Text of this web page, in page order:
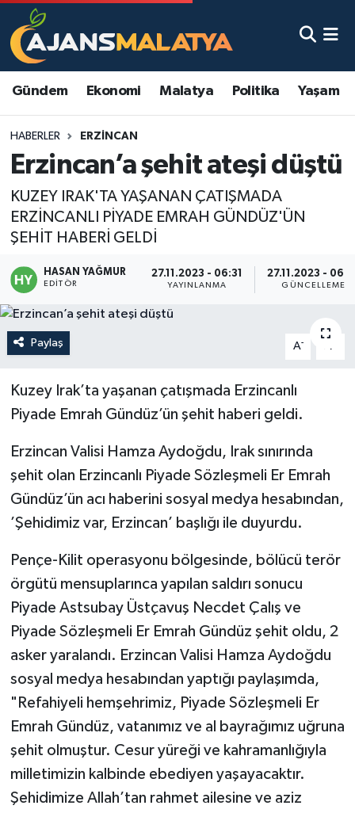
Gündem Ekonomi Malatya Politika Yaşam
HABERLER ERZINCAN
Erzincan’a şehit ateşi düştü
KUZEY IRAK'TA YAŞANAN ÇATIŞMADA
ERZİNCANLI PİYADE EMRAH GÜNDÜZ'ÜN
ŞEHİT HABERİ GELDİ
HASAN YAĞMUR
EDITÖR
27.11.2023 - 06:31
YAYINLANMA
27.11.2023 -
GÜNCELLEME
Paylaş A- A
Kuzey Irak’ta yaşanan çatışmada Erzincanlı
Piyade Emrah Gündüz’ün şehit haberi geldi.
Erzincan Valisi Hamza Aydoğdu, Irak sınırında
şehit olan Erzincanlı Piyade Sözleşmeli Er Emrah
Gündüz’ün acı haberini sosyal medya hesabından,
’Şehidimiz var, Erzincan’ başlığı ile duyurdu.
Pençe-Kilit operasyonu bölgesinde, bölücü terör
örgütü mensuplarınca yapılan saldırı sonucu
Piyade Astsubay Üstçavuş Necdet Çalış ve
Piyade Sözleşmeli Er Emrah Gündüz şehit oldu, 2
asker yaralandı. Erzincan Valisi Hamza Aydoğdu
sosyal medya hesabından yaptığı paylaşımda,
"Refahiyeli hemşehrimiz, Piyade Sözleşmeli Er
Emrah Gündüz, vatanımız ve al bayrağımız uğruna
şehit olmuştur. Cesur yüreği ve kahramanlığıyla
milletimizin kalbinde ebediyen yaşayacaktır.
Şehidimize Allah’tan rahmet ailesine ve aziz
Asayiş
Eğitim
Gündem
Magazin
Politika
Sağlık
Teknoloji
Malatya Nöbetçi Eczaneler
Malatya Namaz Vakitleri
Malatya Trafik Yoğunluk Haritası
TFF 3.Lig 2.Grup Puan Durumu ve Fikstür
Tüm Manşetler
Haber Arşivi